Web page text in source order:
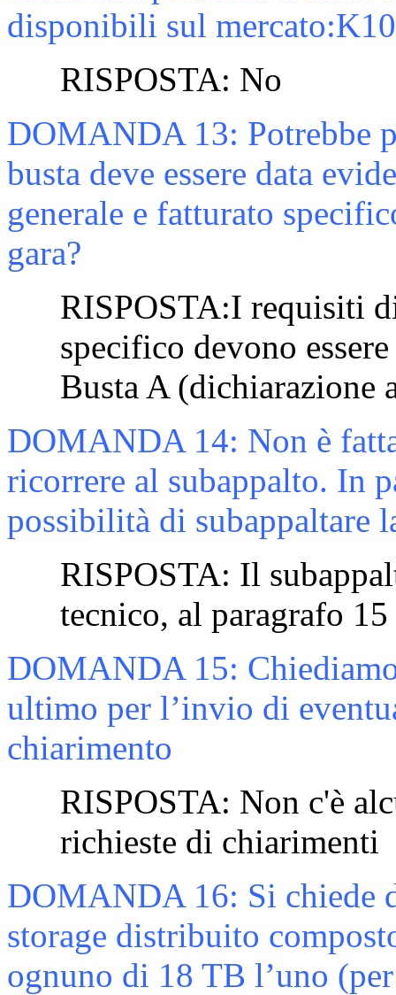
disponibili sul mercato:
RISPOSTA: No
DOMANDA13: Potrebbe
busta deve essere data
generale e fatturato
gara?
RISPOSTA:I requisiti
specifico devono
Busta A (dichiarazione
DOMANDA14: Non è
ricorrere al subappalto. In
possibilità di subappaltare
RISPOSTA: Il
tecnico, al paragrafo 15
DOMANDA15:
ultimo per l’invio di
chiarimento
RISPOSTA: Non c'è
richieste di chiarimenti
DOMANDA16: Si chiede
storage distribuito
ognuno di 18 TB l’uno